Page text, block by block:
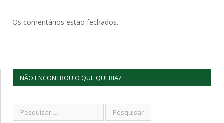
Os comentários estão fechados.
NÃO ENCONTROU O QUE QUERIA?